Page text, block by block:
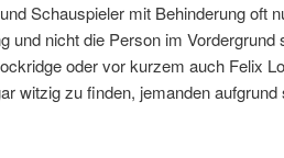
Schauspieler mit Behinderung oft
und nicht die Person im Vordergrund
oder vor kurzem auch Felix
witzig zu finden, jemanden aufgrund